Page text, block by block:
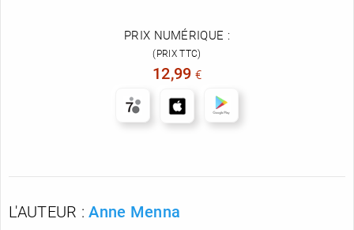
PRIX NUMÉRIQUE :
(PRIX TTC)
12,99 €
L'AUTEUR :Anne Menna